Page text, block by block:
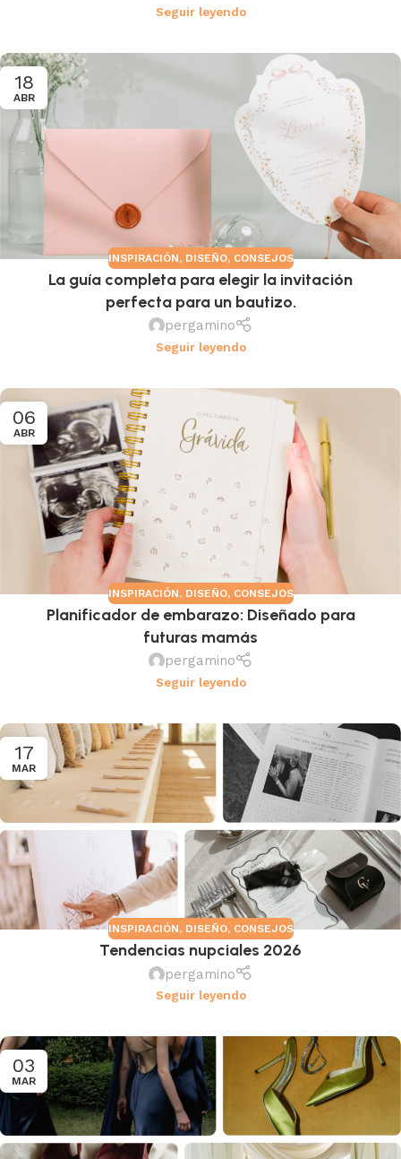
Seguir leyendo
18
ABR
INSPIRACIÓN, DISEÑO, CONSEJOS
La guía completa para elegir la invitación
perfecta para un bautizo.
pergamino
Seguir leyendo
06
ABR
INSPIRACIÓN, DISEÑO, CONSEJOS
Planificador de embarazo: Diseñado para
futuras mamás
pergamino
Seguir leyendo
17
MAR
INSPIRACIÓN, DISEÑO, CONSEJOS
Tendencias nupciales 2026
pergamino
Seguir leyendo
03
MAR